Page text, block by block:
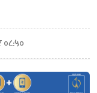
०८:५०